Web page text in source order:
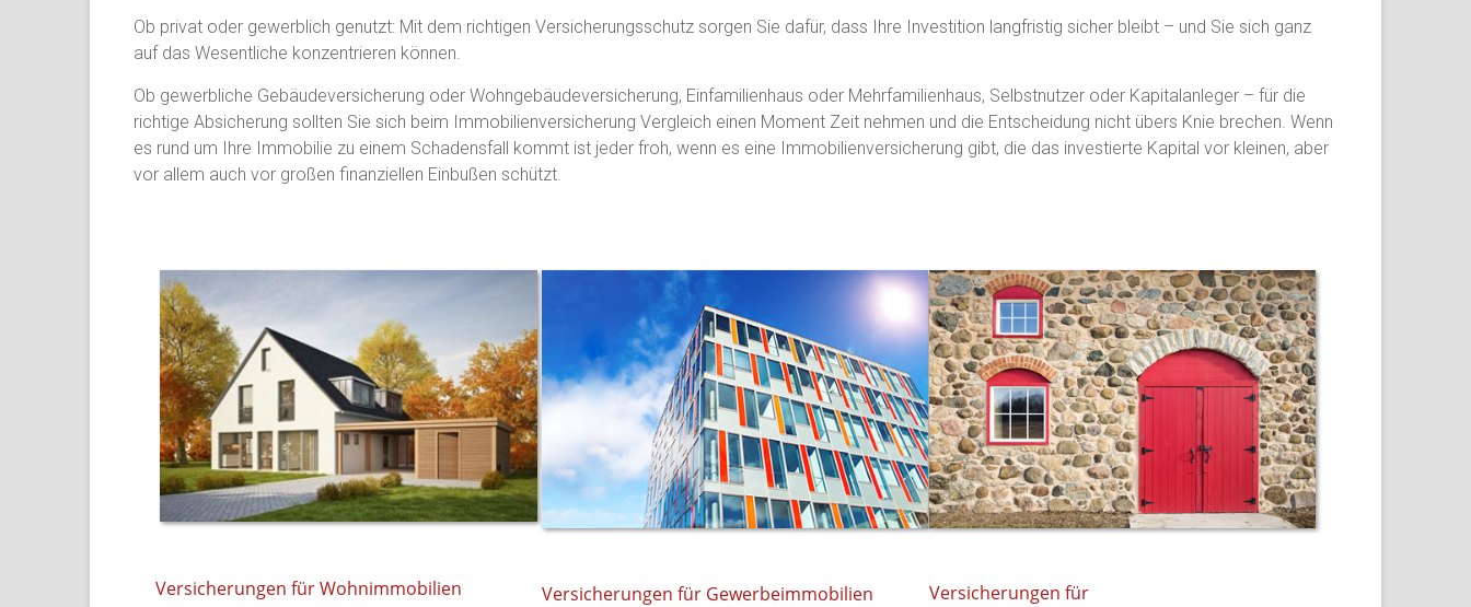
Ob privat oder gewerblich genutzt: Mit dem richtigen Versicherungsschutz sorgen Sie dafür, dass Ihre Investition langfristig sicher bleibt – und Sie sich ganz
auf das Wesentliche konzentrieren können.
Ob gewerbliche Gebäudeversicherung oder Wohngebäudeversicherung, Einfamilienhaus oder Mehrfamilienhaus, Selbstnutzer oder Kapitalanleger – für die
richtige Absicherung sollten Sie sich beim Immobilienversicherung Vergleich einen Moment Zeit nehmen und die Entscheidung nicht übers Knie brechen. Wenn
es rund um Ihre Immobilie zu einem Schadensfall kommt ist jeder froh, wenn es eine Immobilienversicherung gibt, die das investierte Kapital vor kleinen, aber
vor allem auch vor großen finanziellen Einbußen schützt.
Versicherungen für Wohnimmobilien Versicherungen für Gewerbeimmobilien
Versicherungen für